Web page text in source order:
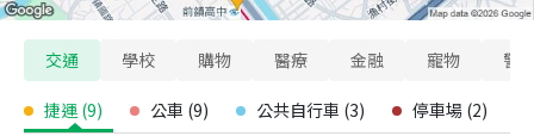
交通 學校 購物 醫療 金融 寵物 警
捷運 (9) 公車 (9) 公共自行車 (3) 停車場 (2)